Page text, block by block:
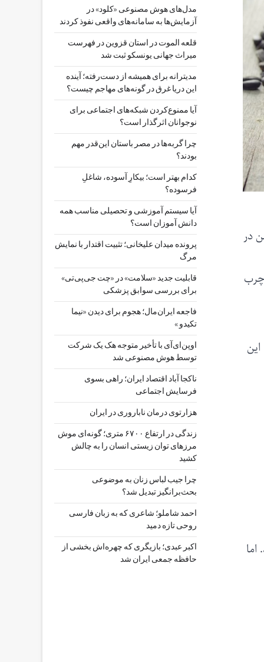
در
است. این
اما
مدل‌های هوش مصنوعی «کلود» در
آزمایش‌ها به سامانه‌های واقعی نفوذ کردند
قلعه الموت در استان قزوین در فهرست
میراث جهانی یونسکو ثبت شد
مدیترانه برای همیشه از دست‌رفته؛ آینده
این دریا غرق در گونه‌های مهاجم چیست؟
آیا ممنوع‌کردن شبکه‌های اجتماعی برای
نوجوانان اثرگذار است؟
چرا گربه‌ها در مصر باستان این‌قدر مهم
بودند؟
کدام بهتر است؛ بیکارِ آسوده، شاغلِ
فرسوده؟
آیا سیستم آموزشی و تحصیلی مناسب همه
دانش آموزان است؟
پرونده میدان علیخانی؛ تثبیت اقتدار با نمایش
مرگ
قابلیت جدید «سلامت» در «چت ‌جی‌پی‌تی»
برای بررسی سوابق پزشکی
فاجعه ایران‌مال؛ هجوم برای دیدن «نیما
تکیدو »
اوپن‌ای‌آی با تأخیر متوجه هک یک شرکت
توسط هوش مصنوعی شد
ناکجا آباد اقتصاد ایران؛ راهی بسوی
فرسایش اجتماعی
هزارتوی درمان ناباروری در ایران
زندگی در ارتفاع ۶۷۰۰ متری؛ گونه‌ای موش
مرزهای توان زیستی انسان را به چالش
کشید
چرا جیب‌ لباس زنان به موضوعی
بحث‌برانگیز تبدیل شد؟
احمد شاملو؛ شاعری که به زبان فارسی
روحی تازه دمید
اکبر عبدی؛ بازیگری که چهره‌اش بخشی از
حافظه جمعی ایران شد